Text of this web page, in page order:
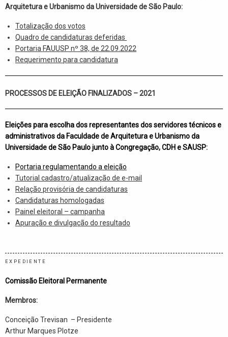
Arquitetura e Urbanismo da Universidade de São Paulo:
Totalização dos votos
Quadro de candidaturas deferidas
Portaria FAUUSP nº 38, de 22.09.2022
Requerimento para candidatura
PROCESSOS DE ELEIÇÃO FINALIZADOS – 2021
Eleições para escolha dos representantes dos servidores técnicos e
administrativos da Faculdade de Arquitetura e Urbanismo da
Universidade de São Paulo junto à Congregação, CDH e SAUSP:
Portaria regulamentando a eleição
Tutorial cadastro/atualização de e-mail
Relação provisória de candidaturas
Candidaturas homologadas
Painel eleitoral – campanha
Apuração e divulgação do resultado
EXPEDIENTE
Comissão Eleitoral Permanente
Membros:
Conceição Trevisan – Presidente
Arthur Marques Plotze